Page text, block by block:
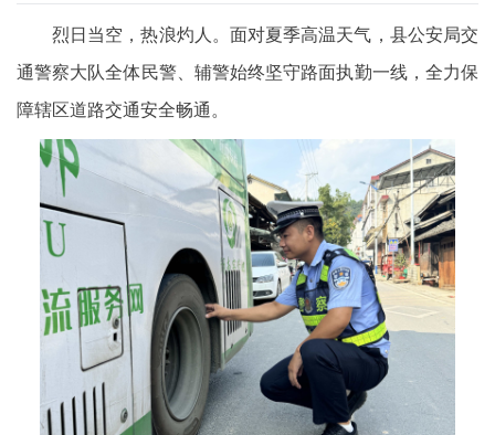
烈日当空，热浪灼人。面对夏季高温天气，县公安局交
通警察大队全体民警、辅警始终坚守路面执勤一线，全力保
障辖区道路交通安全畅通。